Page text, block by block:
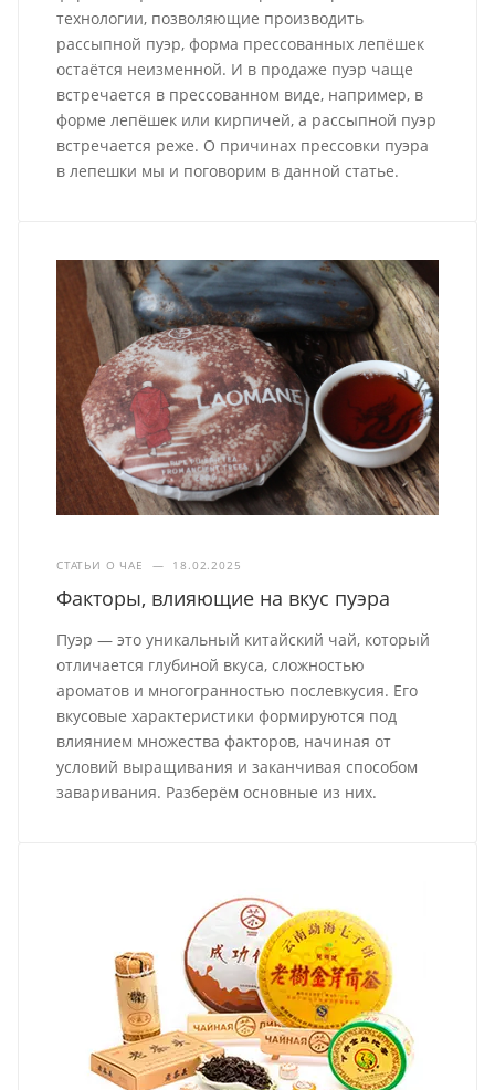
технологии, позволяющие производить
рассыпной пуэр, форма прессованных лепёшек
остаётся неизменной. И в продаже пуэр чаще
встречается в прессованном виде, например, в
форме лепёшек или кирпичей, а рассыпной пуэр
встречается реже. О причинах прессовки пуэра
в лепешки мы и поговорим в данной статье.
СТАТЬИ О ЧАЕ — 18.02.2025
Факторы, влияющие на вкус пуэра
Пуэр — это уникальный китайский чай, который
отличается глубиной вкуса, сложностью
ароматов и многогранностью послевкусия. Его
вкусовые характеристики формируются под
влиянием множества факторов, начиная от
условий выращивания и заканчивая способом
заваривания. Разберём основные из них.